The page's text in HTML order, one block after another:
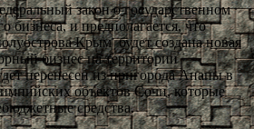
закон о государственном
бизнеса, и предполагается, что
Крым будет создана новая
бизнес на территории
перенесен из пригорода Анапы в
объектов Сочи, которые
средства.